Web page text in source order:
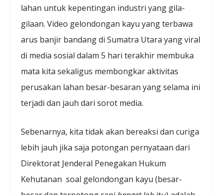
lahan untuk kepentingan industri yang gila-
gilaan. Video gelondongan kayu yang terbawa
arus banjir bandang di Sumatra Utara yang viral
di media sosial dalam 5 hari terakhir membuka
mata kita sekaligus membongkar aktivitas
perusakan lahan besar-besaran yang selama ini
terjadi dan jauh dari sorot media.
Sebenarnya, kita tidak akan bereaksi dan curiga
lebih jauh jika saja potongan pernyataan dari
Direktorat Jenderal Penegakan Hukum
Kehutanan soal gelondongan kayu (besar-